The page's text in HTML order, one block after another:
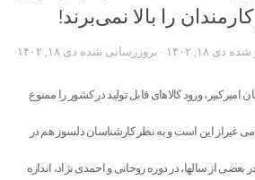
را بالا نمی‌برند!
شده دی ۱۸, ۱۴۰۲ · بروزرسانی شده دی ۱۸, ۱۴۰۲
ورود کالا‌های قابل تولید در کشور را ممنوع
غیراز این است و به نظر کارشناسان دلسوز هم در
بعضی از سالها، در دوره روحانی و احمدی نژاد، اندازه